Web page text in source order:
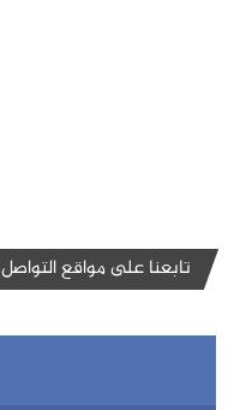
تابعنا على مواقع التواصل